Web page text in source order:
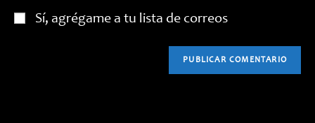
Sí, agrégame a tu lista de correos